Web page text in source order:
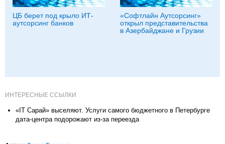
ЦБ берет под крыло ИТ-
аутсорсинг банков
«Софтлайн Аутсорсинг»
открыл представительства
в Азербайджане и Грузии
ИНТЕРЕСНЫЕ ССЫЛКИ
«IT Сарай» выселяют. Услуги самого бюджетного в Петербурге
дата-центра подорожают из-за переезда